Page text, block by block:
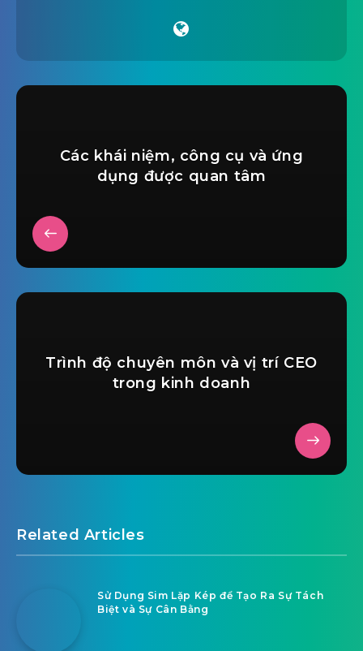
Các khái niệm, công cụ và ứng
dụng được quan tâm
Trình độ chuyên môn và vị trí CEO
trong kinh doanh
Related Articles
Sử Dụng Sim Lặp Kép để Tạo Ra Sự Tách
Biệt và Sự Cân Bằng